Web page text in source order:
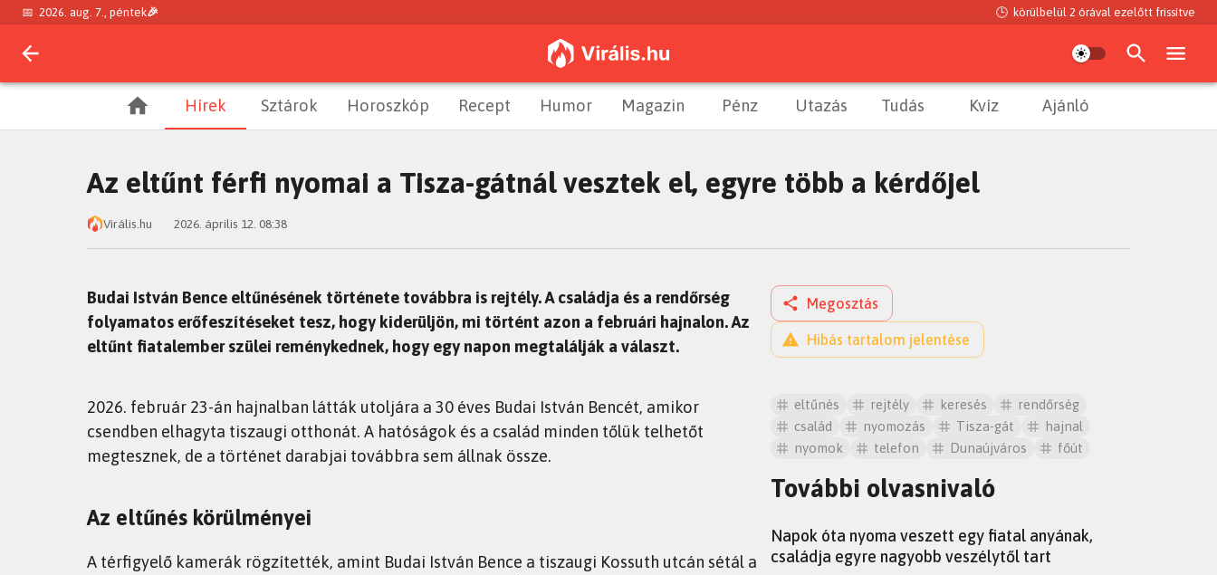
📅 2026. aug. 7., péntek🎉 🕒 körülbelül 2 órával ezelőtt frissítve
Hírek Sztárok Horoszkóp Recept Humor Magazin Pénz Utazás Tudás Kvíz Ajánló
Az eltűnt férfi nyomai a Tisza-gátnál vesztek el, egyre több a kérdőjel
Virális.hu 2026. április 12. 08:38
Budai István Bence eltűnésének története továbbra is rejtély. A családja és a rendőrség
folyamatos erőfeszítéseket tesz, hogy kiderüljön, mi történt azon a februári hajnalon. Az
eltűnt fiatalember szülei reménykednek, hogy egy napon megtalálják a választ.
2026. február 23-án hajnalban látták utoljára a 30 éves Budai István Bencét, amikor
csendben elhagyta tiszaugi otthonát. A hatóságok és a család minden tőlük telhetőt
megtesznek, de a történet darabjai továbbra sem állnak össze.
Az eltűnés körülményei
A térfigyelő kamerák rögzítették, amint Budai István Bence a tiszaugi Kossuth utcán sétál a
Megosztás
Hibás tartalom jelentése
eltűnés rejtély keresés
rendőrség
család
nyomozás Tisza-gát
hajnal
nyomok
telefon Dunaújváros főút
További olvasnivaló
Napok óta nyoma veszett egy fiatal anyának,
családja egyre nagyobb veszélytől tart